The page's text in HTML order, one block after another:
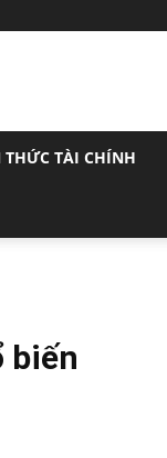
THỨC TÀI CHÍNH
biến